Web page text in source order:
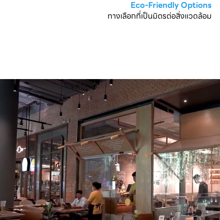
Eco-Friendly Options
ทางเลือกที่เป็นมิตรต่อสิ่งแวดล้อม